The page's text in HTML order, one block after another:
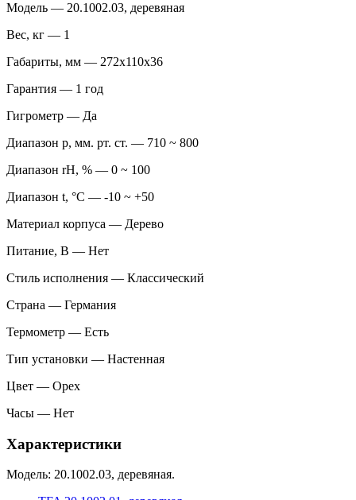
Модель — 20.1002.03, деревяная
Вес, кг — 1
Габариты, мм — 272х110х36
Гарантия — 1 год
Гигрометр — Да
Диапазон p, мм. рт. ст. — 710 ~ 800
Диапазон rH, % — 0 ~ 100
Диапазон t, °C — -10 ~ +50
Материал корпуса — Дерево
Питание, В — Нет
Стиль исполнения — Классический
Страна — Германия
Термометр — Есть
Тип установки — Настенная
Цвет — Орех
Часы — Нет
Характеристики
Модель: 20.1002.03, деревяная.